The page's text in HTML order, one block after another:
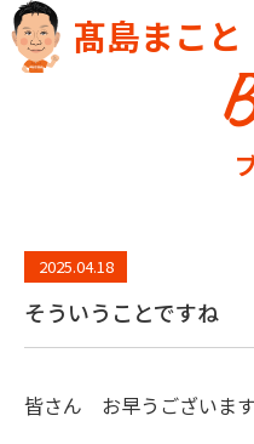
髙島まこと
2025.04.18
そういうことですね
皆さん お早うござい